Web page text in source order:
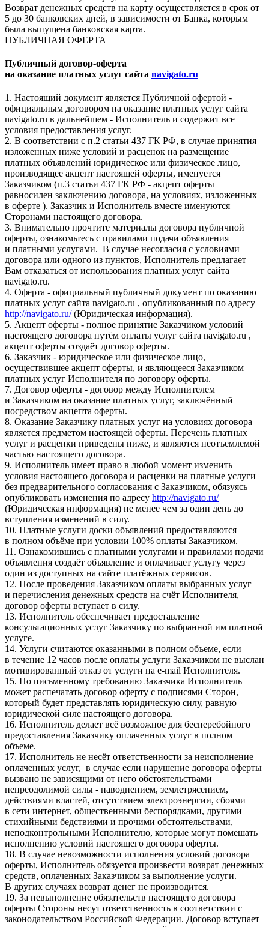
Возврат денежных средств на карту осуществляется в срок от
5 до 30 банковских дней, в зависимости от Банка, которым
была выпущена банковская карта.
ПУБЛИЧНАЯ ОФЕРТА
Публичный договор-оферта
на оказание платных услуг сайта navigato.ru
1. Настоящий документ является Публичной офертой -
официальным договором на оказание платных услуг сайта
navigato.ru в дальнейшем - Исполнитель и содержит все
условия предоставления услуг.
2. В соответствии с п.2 статьи 437 ГК РФ, в случае принятия
изложенных ниже условий и расценок на размещение
платных объявлений юридическое или физическое лицо,
производящее акцепт настоящей оферты, именуется
Заказчиком (п.3 статьи 437 ГК РФ - акцепт оферты
равносилен заключению договора, на условиях, изложенных
в оферте ). Заказчик и Исполнитель вместе именуются
Сторонами настоящего договора.
3. Внимательно прочтите материалы договора публичной
оферты, ознакомьтесь с правилами подачи объявления
и платными услугами. В случае несогласия с условиями
договора или одного из пунктов, Исполнитель предлагает
Вам отказаться от использования платных услуг сайта
navigato.ru.
4. Оферта - официальный публичный документ по оказанию
платных услуг сайта navigato.ru , опубликованный по адресу
http://navigato.ru/(Юридическая информация).
5. Акцепт оферты - полное принятие Заказчиком условий
настоящего договора путём оплаты услуг сайта navigato.ru ,
акцепт оферты создаёт договор оферты.
6. Заказчик - юридическое или физическое лицо,
осуществившее акцепт оферты, и являющееся Заказчиком
платных услуг Исполнителя по договору оферты.
7. Договор оферты - договор между Исполнителем
и Заказчиком на оказание платных услуг, заключённый
посредством акцепта оферты.
8. Оказание Заказчику платных услуг на условиях договора
является предметом настоящей оферты. Перечень платных
услуг и расценки приведены ниже, и являются неотъемлемой
частью настоящего договора.
9. Исполнитель имеет право в любой момент изменить
условия настоящего договора и расценки на платные услуги
без предварительного согласования с Заказчиком, обязуясь
опубликовать изменения по адресу http://navigato.ru/
(Юридическая информация) не менее чем за один день до
вступления изменений в силу.
10. Платные услуги доски объявлений предоставляются
в полном объёме при условии 100% оплаты Заказчиком.
11. Ознакомившись с платными услугами и правилами подачи
объявления создаёт объявление и оплачивает услугу через
один из доступных на сайте платёжных сервисов.
12. После проведения Заказчиком оплаты выбранных услуг
и перечисления денежных средств на счёт Исполнителя,
договор оферты вступает в силу.
13. Исполнитель обеспечивает предоставление
консультационных услуг Заказчику по выбранной им платной
услуге.
14. Услуги считаются оказанными в полном объеме, если
в течение 12 часов после оплаты услуги Заказчиком не выслан
мотивированный отказ от услуги на e-mail Исполнителя.
15. По письменному требованию Заказчика Исполнитель
может распечатать договор оферту с подписями Сторон,
который будет представлять юридическую силу, равную
юридической силе настоящего договора.
16. Исполнитель делает всё возможное для бесперебойного
предоставления Заказчику оплаченных услуг в полном
объеме.
17. Исполнитель не несёт ответственности за неисполнение
оплаченных услуг, в случае если нарушение договора оферты
вызвано не зависящими от него обстоятельствами
непреодолимой силы - наводнением, землетрясением,
действиями властей, отсутствием электроэнергии, сбоями
в сети интернет, общественными беспорядками, другими
стихийными бедствиями и прочими обстоятельствами,
неподконтрольными Исполнителю, которые могут помешать
исполнению условий настоящего договора оферты.
18. В случае невозможности исполнения условий договора
оферты, Исполнитель обязуется произвести возврат денежных
средств, оплаченных Заказчиком за выполнение услуги.
В других случаях возврат денег не производится.
19. За невыполнение обязательств настоящего договора
оферты Стороны несут ответственность в соответствии с
законодательством Российской Федерации. Договор вступает